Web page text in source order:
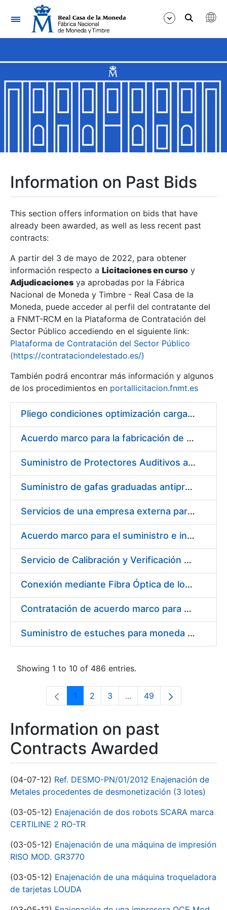
Navigation
Show/Hide
Show/Hide
Show/Hide
Show/Hide
Show/Hide
Show/Hide
Information on Past Bids
This section offers information on bids that have
already been awarded, as well as less recent past
contracts:
A partir del 3 de mayo de 2022, para obtener
información respecto a Licitaciones en curso y
Adjudicaciones ya aprobadas por la Fábrica
Nacional de Moneda y Timbre - Real Casa de la
Moneda, puede acceder al perfil del contratante del
a FNMT-RCM en la Plataforma de Contratación del
Sector Público accediendo en el siguiente link:
Plataforma de Contratación del Sector Público
(https://contrataciondelestado.es/)
También podrá encontrar más información y algunos
de los procedimientos en portallicitacion.fnmt.es
Pliego condiciones optimización cargas compras firmado
Acuerdo marco para la fabricación de piezas
Suministro de Protectores Auditivos a medida para las personas trabajadoras de los Centros de Trabajo de Madrid y Burgos
Suministro de gafas graduadas antiproyecciones para los trabajadores de la FNMT-RCM en los centros de trabajo de Madrid y Burgos
Servicios de una empresa externa para el asesoramiento y resolución de los recursos de alzada que se presentan relacionados con procesos de selección para la FNMT-RCM
Acuerdo marco para el suministro e instalación de persianas, estores y otros complementos
Servicio de Calibración y Verificación Externa de los Equipos de Medición del Servicio de Prevención de la FNMT-RCM
Conexión mediante Fibra Óptica de los Centros de Proceso de Datos (CPDs) de las sedes de la FNMT-RCM de Burgos y Madrid
Contratación de acuerdo marco para el Suministro de Material de Electricidad para la Fábrica Nacional de Moneda y Timbre-Real Casa de la Moneda en su centro de trabajo de Burgos
Suministro de estuches para moneda de 30 €
Showing 1 to 10 of 486 entries.
Page
1 Page
2 Page
3 ...Intermediate Pages Use
Page
49
Information on past
Contracts Awarded
(04-07-12) Ref. DESMO-PN/01/2012 Enajenación de
Metales procedentes de desmonetización (3 lotes)
(03-05-12) Enajenación de dos robots SCARA marca
CERTILINE 2 RO-TR
(03-05-12) Enajenación de una máquina de impresión
RISO MOD. GR3770
(03-05-12) Enajenación de una máquina troqueladora
de tarjetas LOUDA